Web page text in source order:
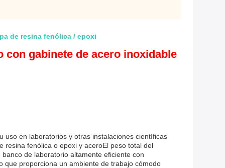
de resina fenólica / epoxi
gabinete de acero inoxidable
uso en laboratorios y otras instalaciones científicas
resina fenólica o epoxi y aceroEl peso total del
de laboratorio altamente eficiente con
que proporciona un ambiente de trabajo cómodo